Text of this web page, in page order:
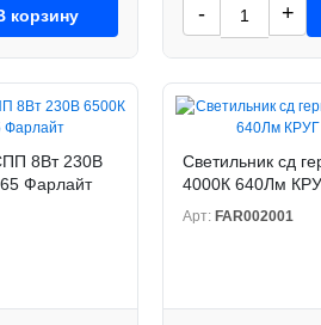
корзину - +
8Вт 230В
Фарлайт
Светильник сд
4000К 640Лм
Арт: FAR002001